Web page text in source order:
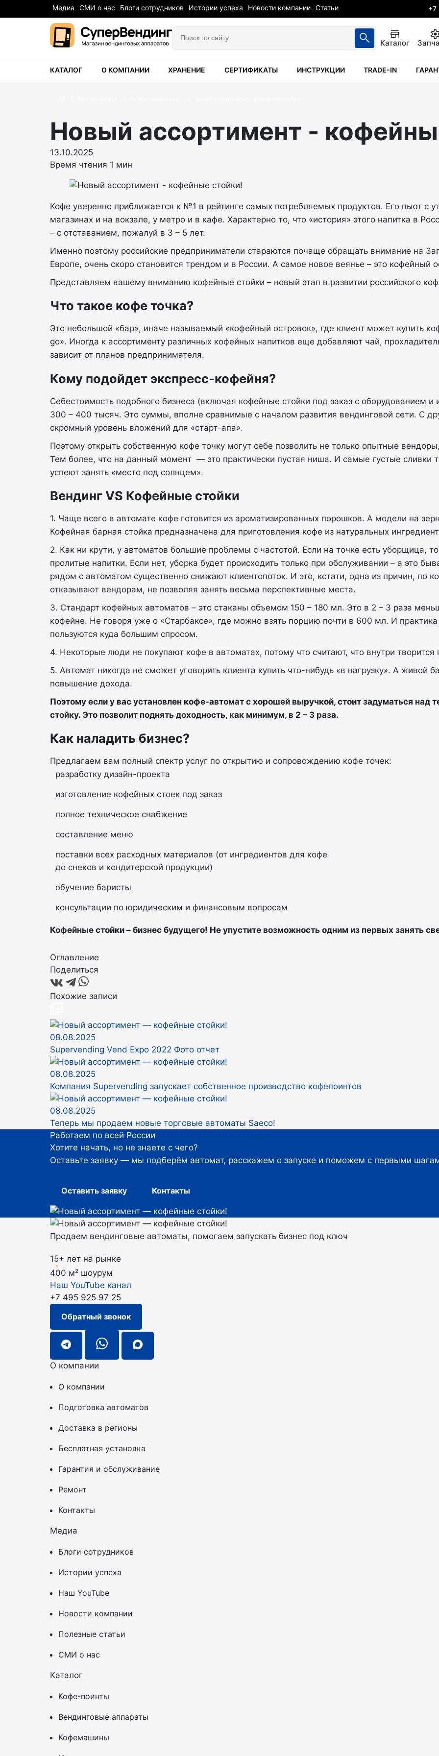
Медиа СМИ о нас Блоги сотрудников Истории успеха Новости компании Статьи +7
Каталог
КАТАЛОГ О КОМПАНИИ ХРАНЕНИЕ СЕРТИФИКАТЫ ИНСТРУКЦИИ TRADE-IN
Новый ассортимент -
13.10.2025
Время чтения 1 мин
Кофе уверенно приближается к №1 в рейтинге самых потребляемых продуктов. Его пьют с
магазинах и на вокзале, у метро и в кафе. Характерно то, что «история» этого напитка в
– с отставанием, пожалуй в 3 – 5 лет.
Именно поэтому российские предприниматели стараются почаще обращать внимание на
Европе, очень скоро становится трендом и в России. А самое новое веянье – это кофейный
Представляем вашему вниманию кофейные стойки – новый этап в развитии российского
Что такое кофе точка?
Это небольшой «бар», иначе называемый «кофейный островок», где клиент может купить
go». Иногда к ассортименту различных кофейных напитков еще добавляют чай,
зависит от планов предпринимателя.
Кому подойдет экспресс-кофейня?
Себестоимость подобного бизнеса (включая кофейные стойки под заказ с оборудованием и
300 – 400 тысяч. Это суммы, вполне сравнимые с началом развития вендинговой сети. С
скромный уровень вложений для «старт-апа».
Поэтому открыть собственную кофе точку могут себе позволить не только опытные
Тем более, что на данный момент — это практически пустая ниша. И самые густые сливки
успеют занять «место под солнцем».
Вендинг VS Кофейные стойки
1. Чаще всего в автомате кофе готовится из ароматизированных порошков. А модели на
Кофейная барная стойка предназначена для приготовления кофе из натуральных
2. Как ни крути, у автоматов большие проблемы с частотой. Если на точке есть уборщица,
пролитые напитки. Если нет, уборка будет происходить только при обслуживании – а это
рядом с автоматом существенно снижают клиентопоток. И это, кстати, одна из причин, по
отказывают вендорам, не позволяя занять весьма перспективные места.
3. Стандарт кофейных автоматов – это стаканы объемом 150 – 180 мл. Это в 2 – 3 раза
кофейне. Не говоря уже о «Старбаксе», где можно взять порцию почти в 600 мл. И
пользуются куда большим спросом.
4. Некоторые люди не покупают кофе в автоматах, потому что считают, что внутри
5. Автомат никогда не сможет уговорить клиента купить что-нибудь «в нагрузку». А живой
повышение дохода.
Поэтому если у вас установлен кофе-автомат с хорошей выручкой, стоит задуматься над
стойку. Это позволит поднять доходность, как минимум, в 2 – 3 раза.
Как наладить бизнес?
Предлагаем вам полный спектр услуг по открытию и сопровождению кофе точек:
разработку дизайн-проекта
изготовление кофейных стоек под заказ
полное техническое снабжение
составление меню
поставки всех расходных материалов (от ингредиентов для кофе
до снеков и кондитерской продукции)
обучение баристы
консультации по юридическим и финансовым вопросам
Кофейные стойки – бизнес будущего! Не упустите возможность одним из первых занять
Оглавление
Поделиться
Похожие записи
08.08.2025
Supervending Vend Expo 2022 Фото отчет
08.08.2025
Компания Supervending запускает собственное производство кофепоинтов
08.08.2025
Теперь мы продаем новые торговые автоматы Saeco!
Работаем по всей России
Хотите начать, но не знаете с чего?
Оставьте заявку — мы подберём автомат, расскажем о запуске и поможем с первыми
Оставить заявку Контакты
Продаем вендинговые автоматы, помогаем запускать бизнес под ключ
15+ лет на рынке
400 м² шоурум
Наш YouTube канал
+7 495 925 97 25
Обратный звонок
О компании
О компании
Подготовка автоматов
Доставка в регионы
Бесплатная установка
Гарантия и обслуживание
Ремонт
Контакты
Медиа
Блоги сотрудников
Истории успеха
Наш YouTube
Новости компании
Полезные статьи
СМИ о нас
Каталог
Кофе-поинты
Вендинговые аппараты
Кофемашины